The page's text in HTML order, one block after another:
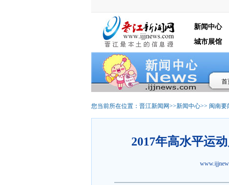
新闻中心
城市展馆
首
您当前所在位置： 晋江新闻网>>新闻中心>> 闽南要
2017年高水平运